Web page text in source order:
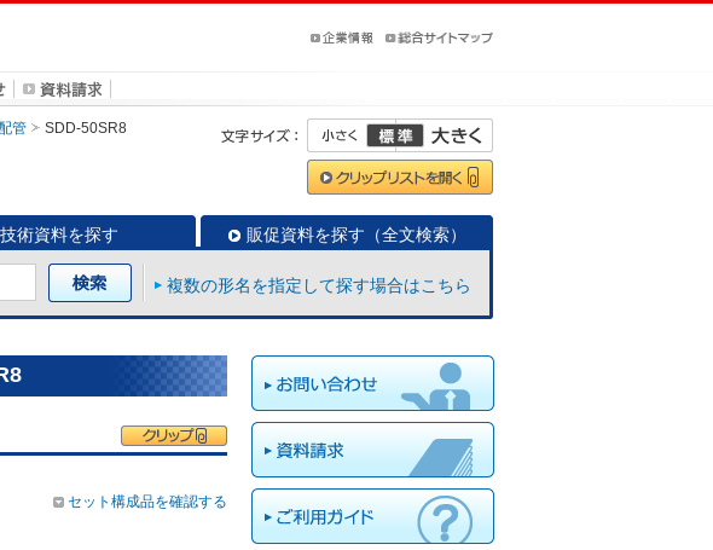
管 SDD-50SR8
技術資料を探す 販促資料を探す（全文検索）
複数の形名を指定して探す場合はこちら
セット構成品を確認する